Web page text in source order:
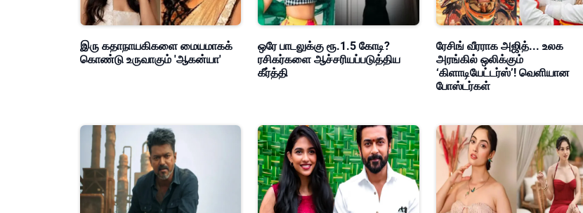
இரு கதாநாயகிகளை மையமாகக்
கொண்டு உருவாகும் 'ஆகன்யா'
ஒரே பாடலுக்கு ரூ.1.5 கோடி?
ரசிகர்களை ஆச்சரியப்படுத்திய
கீர்த்தி
ரேசிங் வீரராக அஜித்... உலக
அரங்கில் ஒலிக்கும்
‘கிளாடியேட்டர்ஸ்’! வெளியான
போஸ்டர்கள்